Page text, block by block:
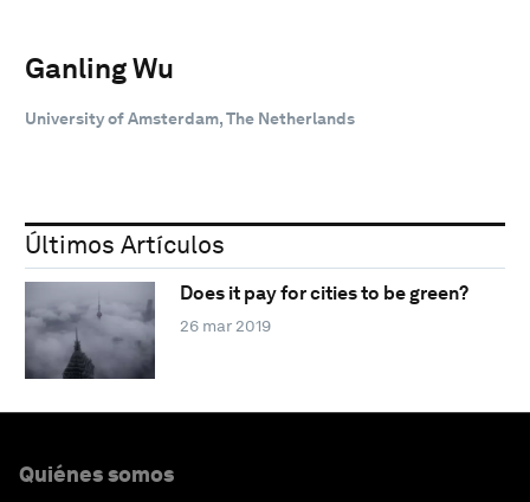
Ganling Wu
University of Amsterdam, The Netherlands
Últimos Artículos
Does it pay for cities to be green?
26 mar 2019
Quiénes somos